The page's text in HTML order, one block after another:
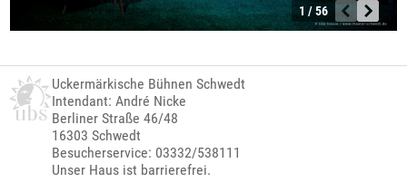
1 / 56
Uckermärkische Bühnen Schwedt
Intendant: André Nicke
Berliner Straße 46/48
16303 Schwedt
Besucherservice: 03332/538111
Unser Haus ist barrierefrei.